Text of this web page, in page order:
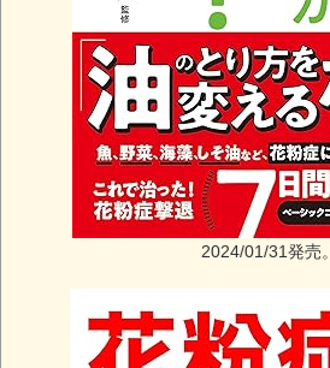
2024/01/31発売。